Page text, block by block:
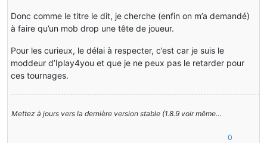
Donc comme le titre le dit, je cherche (enfin on m’a demandé)
à faire qu’un mob drop une tête de joueur.
Pour les curieux, le délai à respecter, c’est car je suis le
moddeur d’Iplay4you et que je ne peux pas le retarder pour
ces tournages.
Mettez à jours vers la dernière version stable (1.8.9 voir même…
0